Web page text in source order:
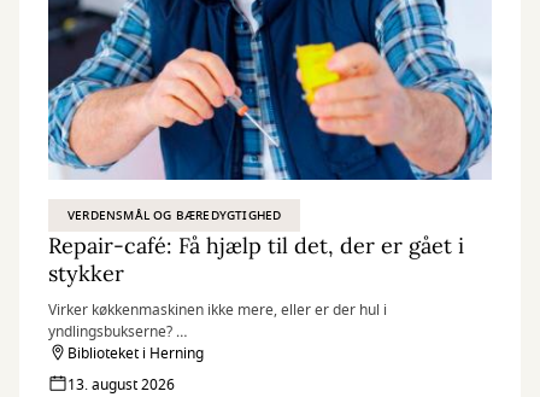
VERDENSMÅL OG BÆREDYGTIGHED
Repair-café: Få hjælp til det, der er gået i
stykker
Virker køkkenmaskinen ikke mere, eller er der hul i
yndlingsbukserne?
Til Repair-café kan du få hjælp af frivillige til at give dine ting nyt
liv.
Biblioteket i Herning
13. august 2026